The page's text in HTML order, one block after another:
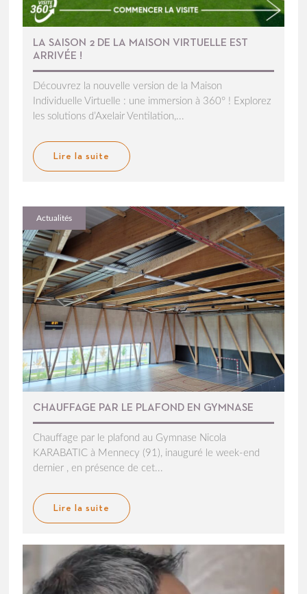
LA SAISON 2 DE LA MAISON VIRTUELLE EST
ARRIVÉE !
Découvrez la nouvelle version de la Maison
Individuelle Virtuelle : une immersion à 360° ! Explorez
les solutions d’Axelair Ventilation,...
Lire la suite
Actualités
CHAUFFAGE PAR LE PLAFOND EN GYMNASE
Chauffage par le plafond au Gymnase Nicola
KARABATIC à Mennecy (91), inauguré le week-end
dernier , en présence de cet...
Lire la suite